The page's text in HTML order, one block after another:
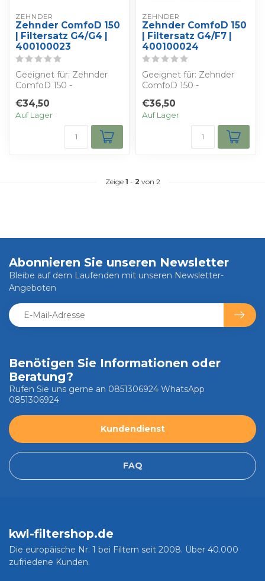
ZEHNDER
Zehnder ComfoD 150
| Filtersatz G4/G4 |
400100023
Geeignet für: Zehnder
ComfoD 150 -
eigenen Rabatt - Sie
erha...
€34,50
Auf Lager
ZEHNDER
Zehnder ComfoD 150
| Filtersatz G4/F7 |
400100024
Geeignet für: Zehnder
ComfoD 150 -
eigenen Rabatt - Sie
erha...
€36,50
Auf Lager
Zeige 1 - 2 von 2
Benötigen Sie Informationen oder
Beratung?
Rufen Sie uns gerne an 0851306924 WhatsApp
0851306924
Kundendienst
FAQ
Abonnieren Sie unseren Newsletter
Bleibe auf dem Laufenden mit unseren Newsletter-
Angeboten
kwl-filtershop.de
Die europäische Nr. 1 bei Filtern seit 2008. Über 40.000
zufriedene Kunden.